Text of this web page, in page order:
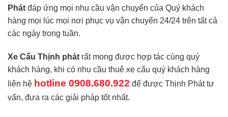
Phát đáp ứng mọi nhu cầu vận chuyển của Quý khách
hàng mọi lúc mọi nơi phục vụ vận chuyển 24/24 trên tất cả
các ngày trong tuần.
Xe Cẩu Thịnh phát rất mong được hợp tác cùng quý
khách hàng, khi có nhu cầu thuê xe cẩu quý khách hàng
liên hệ hotline 0908.680.922 để được Thịnh Phát tư
vấn, đưa ra các giải pháp tốt nhất.